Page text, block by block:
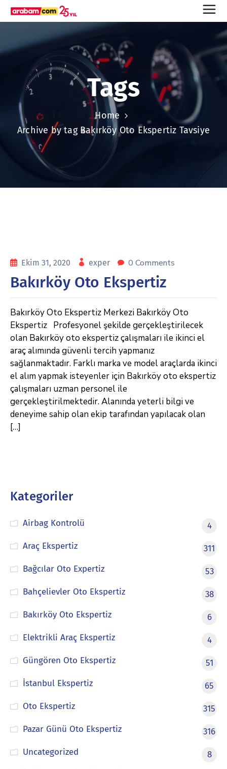
Tags
Home
Archive by tag Bakırköy Oto Ekspertiz Tavsiye
Ekim 31, 2020 exper 0 Comments
Bakırköy Oto Ekspertiz
Bakırköy Oto Ekspertiz Merkezi Bakırköy Oto
Ekspertiz Profesyonel şekilde gerçekleştirilecek
olan Bakırköy oto ekspertiz çalışmaları ile ikinci el
araç alımında güvenli tercih yapmanız
sağlanmaktadır. Farklı marka ve model araçlarda ikinci
el alım yapmak isteyenler için Bakırköy oto ekspertiz
çalışmaları uzman personel ile
gerçekleştirilmektedir. Alanında yeterli bilgi ve
deneyime sahip olan ekip tarafından yapılacak olan
[…]
Kategoriler
Airbag Kontrolü
4
Araç Ekspertiz
311
Bağcılar Oto Expertiz
53
Bahçelievler Oto Ekspertiz
38
Bakırköy Oto Ekspertiz
6
Elektrikli Araç Ekspertiz
4
Güngören Oto Ekspertiz
51
İstanbul Ekspertiz
65
Oto Ekspertiz
315
Pazar Günü Oto Ekspertiz
316
Uncategorized
8